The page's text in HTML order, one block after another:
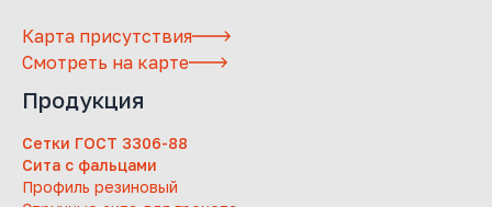
Карта присутствия
Смотреть на карте
Продукция
Сетки ГОСТ 3306-88
Сита с фальцами
Профиль резиновый